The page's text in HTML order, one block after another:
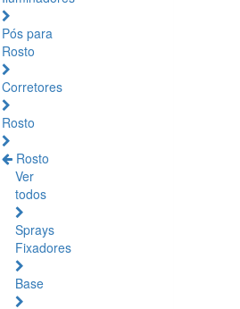
Pós para
Rosto
Corretores
Rosto
Rosto
Ver
todos
Sprays
Fixadores
Base